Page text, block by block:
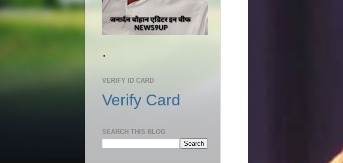
.
VERIFY ID CARD
Verify Card
SEARCH THIS BLOG